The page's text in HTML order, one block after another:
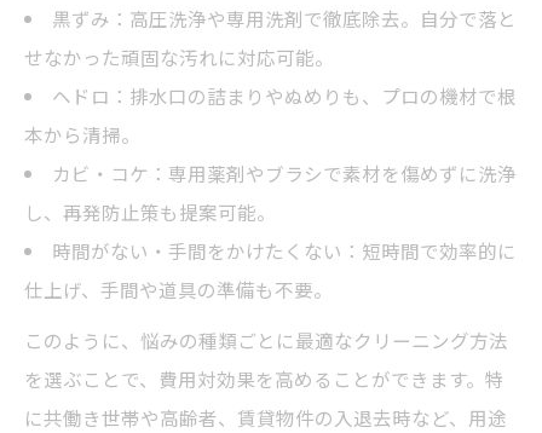
ング活用術
ベランダクリーニングで得られる効果を実
感するには
ベランダクリーニング費用相場とサービス
比較表
料金だけで選ばないベランダクリーニング
追加料金が発生しやすいベランダクリーニ
ング条件
黒ずみ：高圧洗浄や専用洗剤で徹底除去。自分で落と
せなかった頑固な汚れに対応可能。
ヘドロ：排水口の詰まりやぬめりも、プロの機材で根
本から清掃。
カビ・コケ：専用薬剤やブラシで素材を傷めずに洗浄
し、再発防止策も提案可能。
時間がない・手間をかけたくない：短時間で効率的に
仕上げ、手間や道具の準備も不要。
このように、悩みの種類ごとに最適なクリーニング方法
を選ぶことで、費用対効果を高めることができます。特
に共働き世帯や高齢者、賃貸物件の入退去時など、用途